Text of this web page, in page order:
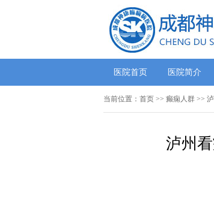
医院首页 医院简介
当前位置： 首页 >> 癫痫人群 >>
泸州